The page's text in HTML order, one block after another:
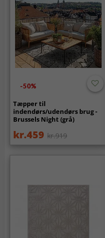
-50%
Tæpper til
indendørs/udendørs brug -
Brussels Night (grå)
kr.459 kr.919